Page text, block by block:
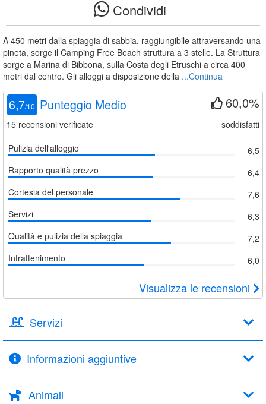
Condividi
A 450 metri dalla spiaggia di sabbia, raggiungibile attraversando una
pineta, sorge il Camping Free Beach struttura a 3 stelle. La Struttura
sorge a Marina di Bibbona, sulla Costa degli Etruschi a circa 400
metri dal centro. Gli alloggi a disposizione della ...Continua
6,7/10 Punteggio Medio
15 recensioni verificate
60,0%
soddisfatti
Pulizia dell'alloggio
6,5
Rapporto qualità prezzo
6,4
Cortesia del personale
7,6
Servizi
6,3
Qualità e pulizia della spiaggia
7,2
Intrattenimento
6,0
Visualizza le recensioni
Servizi
Informazioni aggiuntive
Animali